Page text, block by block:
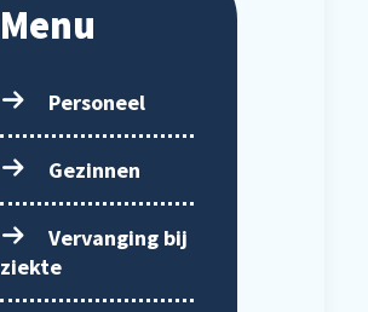
Menu
Personeel
Gezinnen
Vervanging bij
ziekte